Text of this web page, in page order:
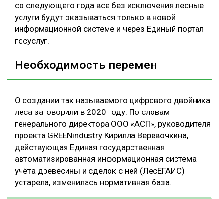
со следующего года все без исключения лесные
услуги будут оказываться только в новой
информационной системе и через Единый портал
госуслуг.
Необходимость перемен
О создании так называемого цифрового двойника
леса заговорили в 2020 году. По словам
генерального директора ООО «АСП», руководителя
проекта GREENindustry Кирилла Веревочкина,
действующая Единая государственная
автоматизированная информационная система
учёта древесины и сделок с ней (ЛесЕГАИС)
устарела, изменилась нормативная база.